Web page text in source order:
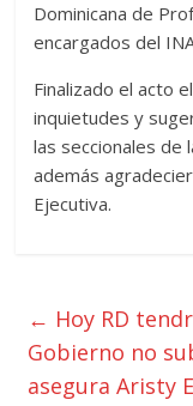
Dominicana de
encargados del
Finalizado el acto
inquietudes y
las seccionales de
además
Ejecutiva.
← Hoy RD
Gobierno no
asegura Aristy